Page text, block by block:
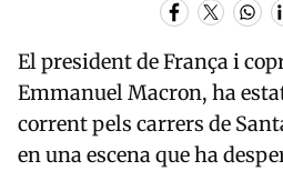
El president de França i
Emmanuel Macron, ha
corrent pels carrers de
en una escena que ha